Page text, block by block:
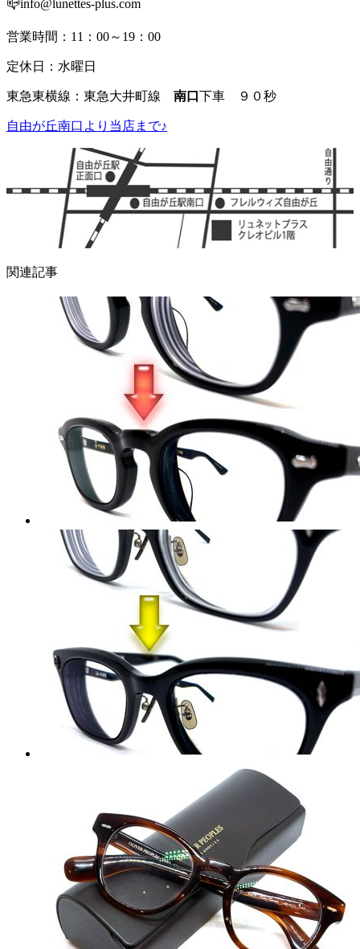
📪info@lunettes-plus.com
営業時間：11：00～19：00
定休日：水曜日
東急東横線：東急大井町線 南口 下車 ９０秒
自由が丘南口より当店まで♪
関連記事